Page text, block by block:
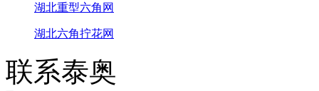
湖北重型六角网
湖北六角拧花网
联系泰奥